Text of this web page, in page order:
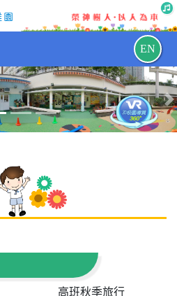
EN
高班秋季旅行